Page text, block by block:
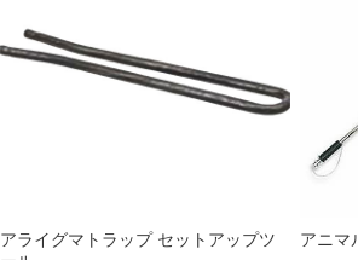
アライグマトラップ セットアップツ
アニマ